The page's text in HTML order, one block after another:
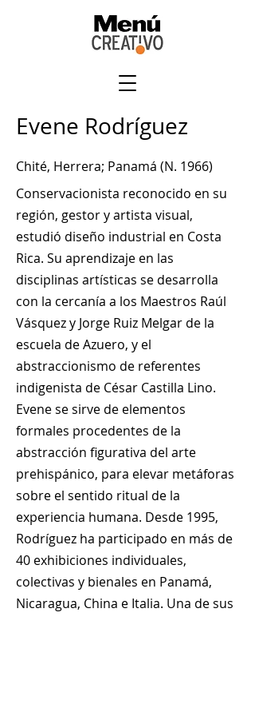
Evene Rodríguez
Chité, Herrera; Panamá (N. 1966)
Conservacionista reconocido en su
región, gestor y artista visual,
estudió diseño industrial en Costa
Rica. Su aprendizaje en las
disciplinas artísticas se desarrolla
con la cercanía a los Maestros Raúl
Vásquez y Jorge Ruiz Melgar de la
escuela de Azuero, y el
abstraccionismo de referentes
indigenista de César Castilla Lino.
Evene se sirve de elementos
formales procedentes de la
abstracción figurativa del arte
prehispánico, para elevar metáforas
sobre el sentido ritual de la
experiencia humana. Desde 1995,
Rodríguez ha participado en más de
40 exhibiciones individuales,
colectivas y bienales en Panamá,
Nicaragua, China e Italia. Una de sus